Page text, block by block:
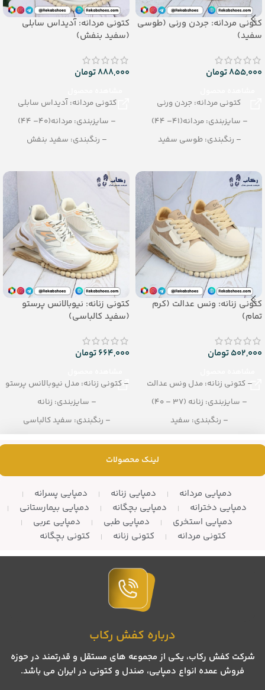
کتونی مردانه: جردن ورنی (طوسی
سفید)
855,000تومان
کتونی مردانه: جردن ورنی
– سایزبندی: مردانه(41– 44)
– رنگبندی: طوسی سفید
کتونی مردانه: آدیداس سابلی
(سفید بنفش)
888,000تومان
کتونی مردانه: آدیداس سابلی
– سایزبندی: مردانه(40– 44)
– رنگبندی: سفید بنفش
کتونی زنانه: ونس عدالت (کرم
تمام)
502,000تومان
– کتونی زنانه: مدل ونس عدالت
– سایزبندی: زنانه (37 – 40)
– رنگبندی: سفید
کتونی زنانه: نیوبالانس پرستو
(سفید کالباسی)
664,000تومان
– کتونی زنانه: مدل نیوبالانس پرستو
– سایزبندی: زنانه
– رنگبندی: سفید کالباسی
لینک محصولات
دمپایی مردانه دمپایی زنانه
دمپایی پسرانه
دمپایی دخترانه
دمپایی بچگانه
دمپایی بیمارستانی
دمپایی استخری
دمپایی طبی
دمپایی عربی
کتونی مردانه
کتونی زنانه کتونی بچگانه
درباره کفش رکاب
شرکت کفش رکاب، یکی از مجموعه های مستقل و قدرتمند در حوزه
فروش عمده انواع دمپایی، صندل و کتونی در ایران می باشد.